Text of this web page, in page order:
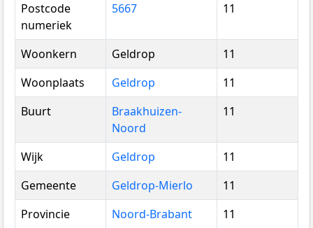
Postcode
numeriek
5667 11
Woonkern Geldrop
11
Woonplaats
Geldrop
11
Buurt
Braakhuizen-
Noord
11
Wijk Geldrop
11
Gemeente
Geldrop-Mierlo
11
Provincie
Noord-Brabant
11